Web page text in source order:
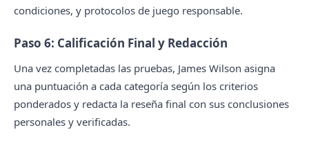
condiciones, y protocolos de juego responsable.
Paso 6: Calificación Final y Redacción
Una vez completadas las pruebas, James Wilson asigna
una puntuación a cada categoría según los criterios
ponderados y redacta la reseña final con sus conclusiones
personales y verificadas.